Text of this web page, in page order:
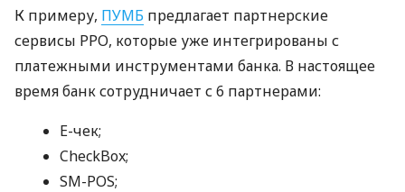
К примеру, ПУМБ предлагает партнерские
сервисы РРО, которые уже интегрированы с
платежными инструментами банка. В настоящее
время банк сотрудничает с 6 партнерами:
E-чек;
CheckBox;
SM-POS;